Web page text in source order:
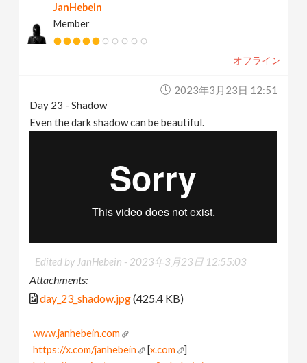
JanHebein
Member
オフライン
2023年3月23日 12:51
Day 23 - Shadow
Even the dark shadow can be beautiful.
Edited by JanHebein - 2023年3月23日 12:55:03
Attachments:
day_23_shadow.jpg(425.4 KB)
www.janhebein.com
https://x.com/janhebein
[x.com
]